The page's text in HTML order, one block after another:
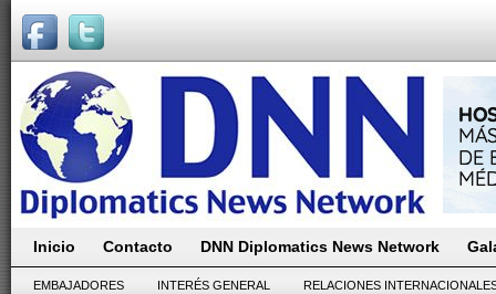
Inicio Contacto DNN Diplomatics News Network
EMBAJADORES INTERÉS GENERAL RELACIONES